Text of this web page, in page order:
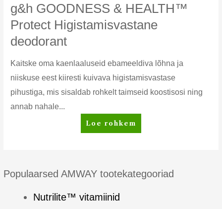
g&h GOODNESS & HEALTH™
Protect Higistamisvastane
deodorant
Kaitske oma kaenlaaluseid ebameeldiva lõhna ja
niiskuse eest kiiresti kuivava higistamisvastase
pihustiga, mis sisaldab rohkelt taimseid koostisosi ning
annab nahale...
g&h
GOODNESS
Protect
Higistamisvastane
deodorant
Loe rohkem
Populaarsed AMWAY tootekategooriad
Nutrilite™ vitamiinid